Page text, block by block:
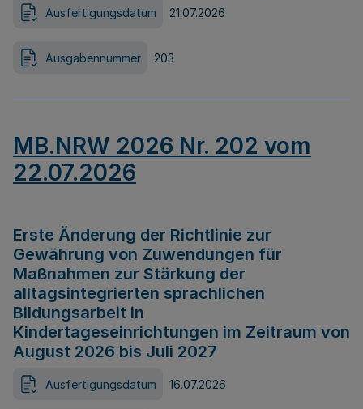
Ausfertigungsdatum 21.07.2026
Ausgabennummer 203
MB.NRW 2026 Nr. 202 vom
22.07.2026
Erste Änderung der Richtlinie zur
Gewährung von Zuwendungen für
Maßnahmen zur Stärkung der
alltagsintegrierten sprachlichen
Bildungsarbeit in
Kindertageseinrichtungen im Zeitraum von
August 2026 bis Juli 2027
Ausfertigungsdatum 16.07.2026